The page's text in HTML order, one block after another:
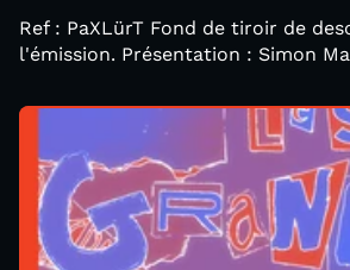
Ref : PaXLürT Fond de tiroir de
l'émission. Présentation : Simon